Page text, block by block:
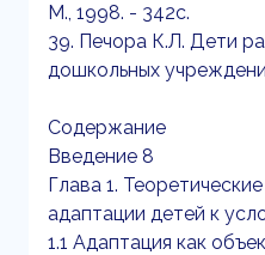
М., 1998. - 342с.
39. Печора К.Л. Дети
дошкольных
Содержание
Введение 8
Глава 1.
адаптации детей к
1.1 Адаптация как